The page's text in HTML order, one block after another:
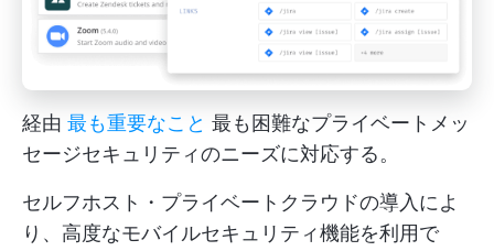
経由 最も重要なこと 最も困難なプライベートメッ
セージセキュリティのニーズに対応する。
セルフホスト・プライベートクラウドの導入によ
り、高度なモバイルセキュリティ機能を利用で